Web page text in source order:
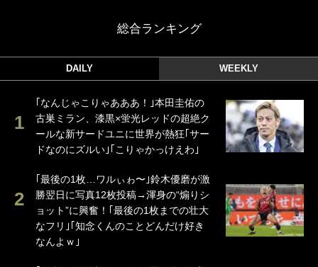
総合ランキング
DAILY WEEKLY
｢なんじゃこりゃあああ！｣本田圭佑の
古巣ミラン、漆黒×蛍光レッドの超絶ク
ールな新サードユニに世界が熱狂｢サー
ドなのにズルい｣｢こりゃかっけえわ｣
｢最後の1枚…ワルぃゎ〜｣鈴木優磨が激
勝翌日に写真12枚投稿→渾身の“煽りシ
ョット”に興奮！｢最後の1枚までの壮大
なフリ｣｢知念くんのことどんだけ好き
なんよｗ｣